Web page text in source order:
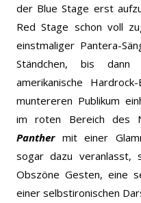
der Blue Stage erst
Red Stage schon voll
einstmaliger Pantera-
Ständchen, bis dann
amerikanische
muntereren Publikum
im roten Bereich des
Panther mit einer
sogar dazu veranlasst,
Obszöne Gesten, eine
einer selbstironischen